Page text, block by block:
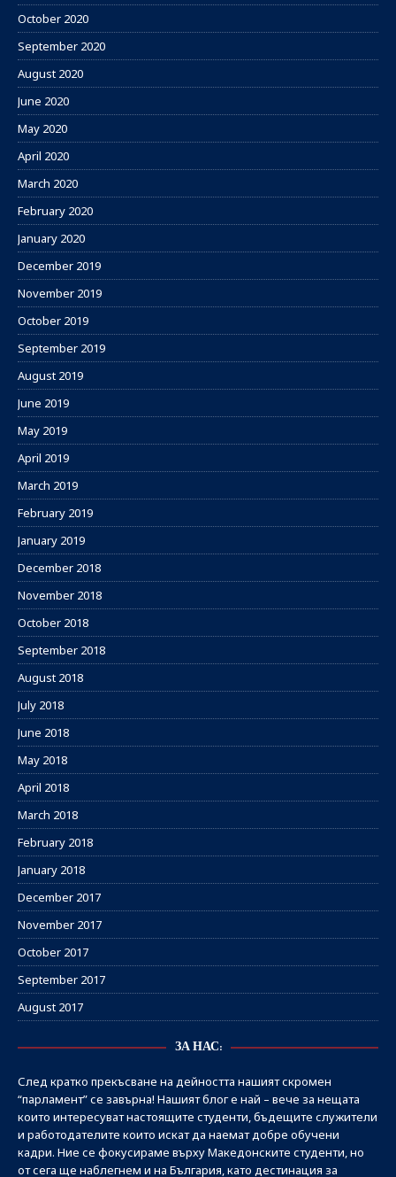
October 2020
September 2020
August 2020
June 2020
May 2020
April 2020
March 2020
February 2020
January 2020
December 2019
November 2019
October 2019
September 2019
August 2019
June 2019
May 2019
April 2019
March 2019
February 2019
January 2019
December 2018
November 2018
October 2018
September 2018
August 2018
July 2018
June 2018
May 2018
April 2018
March 2018
February 2018
January 2018
December 2017
November 2017
October 2017
September 2017
August 2017
ЗА НАС:
След кратко прекъсване на дейността нашият скромен
“парламент” се завърна! Нашият блог е най – вече за нещата
които интересуват настоящите студенти, бъдещите служители
и работодателите които искат да наемат добре обучени
кадри. Ние се фокусираме върху Македонските студенти, но
от сега ще наблегнем и на България, като дестинация за